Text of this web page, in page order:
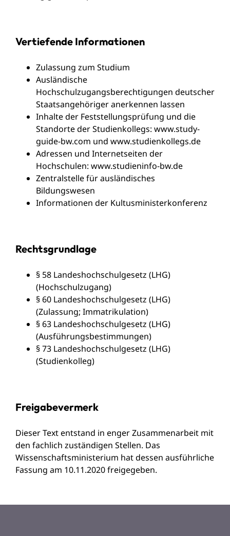
Vertiefende Informationen
Zulassung zum Studium
Ausländische
Hochschulzugangsberechtigungen deutscher
Staatsangehöriger anerkennen lassen
Inhalte der Feststellungsprüfung und die
Standorte der Studienkollegs: www.study-
guide-bw.com und www.studienkollegs.de
Adressen und Internetseiten der
Hochschulen: www.studieninfo-bw.de
Zentralstelle für ausländisches
Bildungswesen
Informationen der Kultusministerkonferenz
Rechtsgrundlage
§ 58 Landeshochschulgesetz (LHG)
(Hochschulzugang)
§ 60 Landeshochschulgesetz (LHG)
(Zulassung; Immatrikulation)
§ 63 Landeshochschulgesetz (LHG)
(Ausführungsbestimmungen)
§ 73 Landeshochschulgesetz (LHG)
(Studienkolleg)
Freigabevermerk
Dieser Text entstand in enger Zusammenarbeit mit
den fachlich zuständigen Stellen. Das
Wissenschaftsministerium hat dessen ausführliche
Fassung am 10.11.2020 freigegeben.